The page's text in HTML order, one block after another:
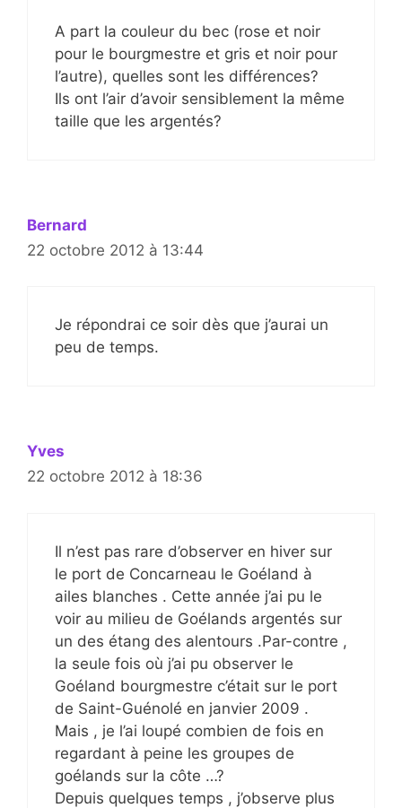
A part la couleur du bec (rose et noir
pour le bourgmestre et gris et noir pour
l’autre), quelles sont les différences?
Ils ont l’air d’avoir sensiblement la même
taille que les argentés?
Bernard
22 octobre 2012 à 13:44
Je répondrai ce soir dès que j’aurai un
peu de temps.
Yves
22 octobre 2012 à 18:36
Il n’est pas rare d’observer en hiver sur
le port de Concarneau le Goéland à
ailes blanches . Cette année j’ai pu le
voir au milieu de Goélands argentés sur
un des étang des alentours .Par-contre ,
la seule fois où j’ai pu observer le
Goéland bourgmestre c’était sur le port
de Saint-Guénolé en janvier 2009 .
Mais , je l’ai loupé combien de fois en
regardant à peine les groupes de
goélands sur la côte …?
Depuis quelques temps , j’observe plus